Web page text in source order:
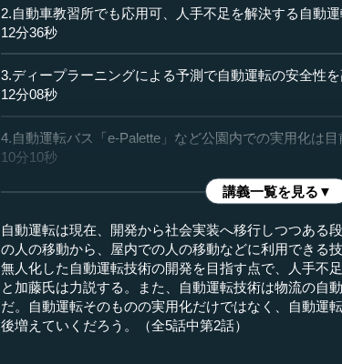
2.自動車教習所でも応用可、人手不足を解決する自動
12分36秒
3.ディープラーニングによる予測で自動運転の安全性を
12分08秒
4.自動運転バス「e-Palette」など公園内での実用化は目
10分10秒
講義一覧を見る▼
自動運転は現在、開発から社会実装へ移行しつつある
の人の移動から、屋内での人の移動などに利用できる
無人化した自動運転技術の開発を目指す点で、人手不
と加藤氏は力説する。また、自動運転技術は物流の自
だ。自動運転そのものの実用化だけではなく、自動運
後増えていくだろう。（全5話中第2話）